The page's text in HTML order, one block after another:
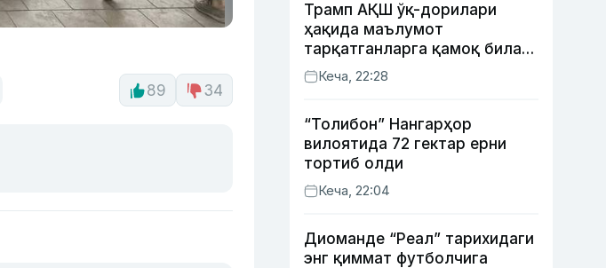
89 34
Трамп АҚШ ўқ-дорилари
ҳақида маълумот
тарқатганларга қамоқ билан
таҳдид қилди
Кеча, 22:28
“Толибон” Нангарҳор
вилоятида 72 гектар ерни
тортиб олди
Кеча, 22:04
Диоманде “Реал” тарихидаги
энг қиммат футболчига